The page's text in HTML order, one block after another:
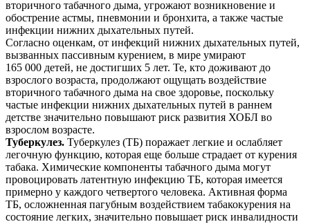
вторичного табачного дыма, угрожают возникновение и
обострение астмы, пневмонии и бронхита, а также частые
инфекции нижних дыхательных путей.
Согласно оценкам, от инфекций нижних дыхательных путей,
вызванных пассивным курением, в мире умирают
165 000 детей, не достигших 5 лет. Те, кто доживают до
взрослого возраста, продолжают ощущать воздействие
вторичного табачного дыма на свое здоровье, поскольку
частые инфекции нижних дыхательных путей в раннем
детстве значительно повышают риск развития ХОБЛ во
взрослом возрасте.
Туберкулез. Туберкулез (ТБ) поражает легкие и ослабляет
легочную функцию, которая еще больше страдает от курения
табака. Химические компоненты табачного дыма могут
провоцировать латентную инфекцию ТБ, которая имеется
примерно у каждого четвертого человека. Активная форма
ТБ, осложненная пагубным воздействием табакокурения на
состояние легких, значительно повышает риск инвалидности